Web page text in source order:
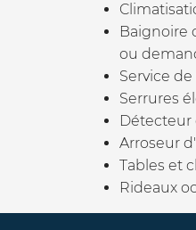
Baignoire
ou
Service
Serrures
Détecteur
Arroseur
Tables et
Rideaux